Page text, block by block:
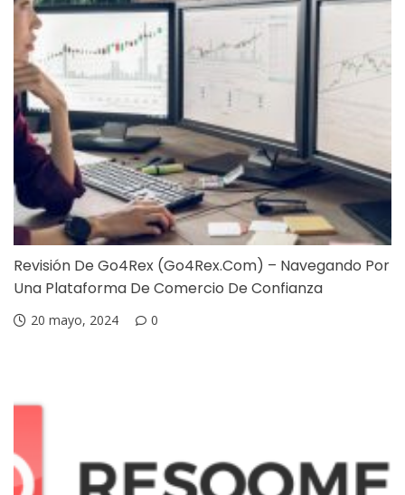
Revisión De Go4Rex (Go4Rex.com) – Navegando Por
Una Plataforma De Comercio De Confianza
20 mayo, 2024 0